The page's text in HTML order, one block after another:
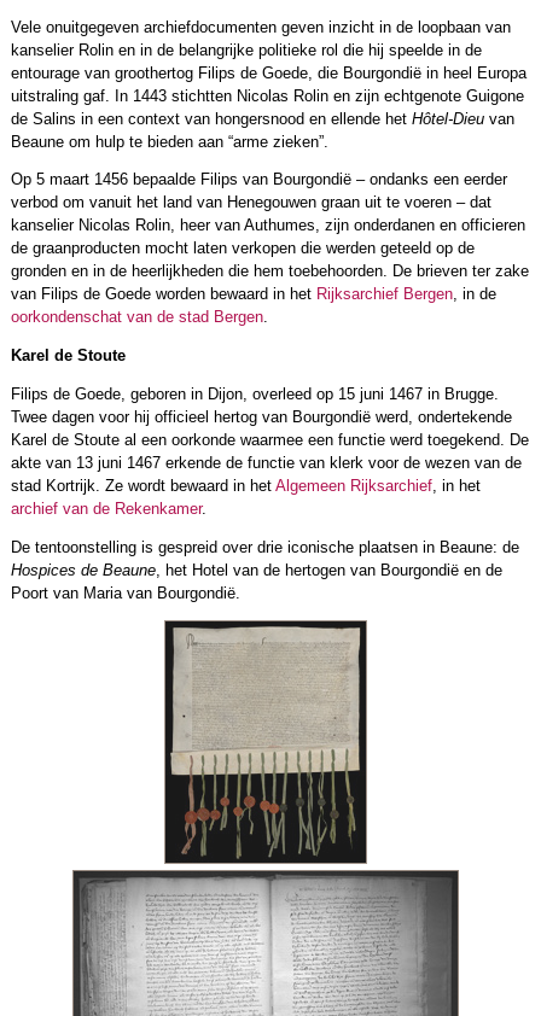
Vele onuitgegeven archiefdocumenten geven inzicht in de loopbaan van
kanselier Rolin en in de belangrijke politieke rol die hij speelde in de
entourage van groothertog Filips de Goede, die Bourgondië in heel Europa
uitstraling gaf. In 1443 stichtten Nicolas Rolin en zijn echtgenote Guigone
de Salins in een context van hongersnood en ellende het Hôtel-Dieuvan
Beaune om hulp te bieden aan “arme zieken”.
Op 5 maart 1456 bepaalde Filips van Bourgondië – ondanks een eerder
verbod om vanuit het land van Henegouwen graan uit te voeren – dat
kanselier Nicolas Rolin, heer van Authumes, zijn onderdanen en officieren
de graanproducten mocht laten verkopen die werden geteeld op de
gronden en in de heerlijkheden die hem toebehoorden. De brieven ter zake
van Filips de Goede worden bewaard in het Rijksarchief Bergen, in de
oorkondenschat van de stad Bergen.
Karel de Stoute
Filips de Goede, geboren in Dijon, overleed op 15 juni 1467 in Brugge.
Twee dagen voor hij officieel hertog van Bourgondië werd, ondertekende
Karel de Stoute al een oorkonde waarmee een functie werd toegekend. De
akte van 13 juni 1467 erkende de functie van klerk voor de wezen van de
stad Kortrijk. Ze wordt bewaard in het Algemeen Rijksarchief, in het
archief van de Rekenkamer.
De tentoonstelling is gespreid over drie iconische plaatsen in Beaune: de
Hospices de Beaune, het Hotel van de hertogen van Bourgondië en de
Poort van Maria van Bourgondië.